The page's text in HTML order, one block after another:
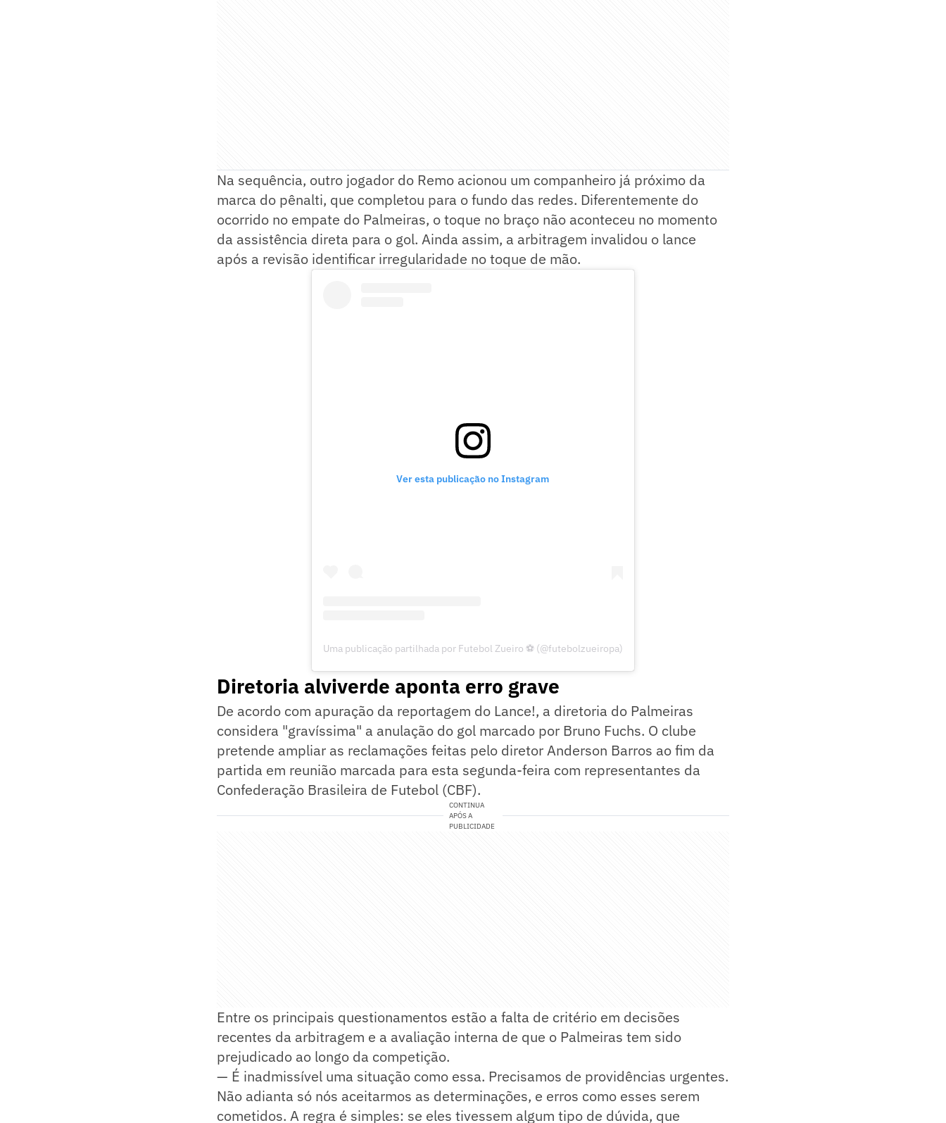
Na sequência, outro jogador do Remo acionou um companheiro já próximo da
marca do pênalti, que completou para o fundo das redes. Diferentemente do
ocorrido no empate do Palmeiras, o toque no braço não aconteceu no momento
da assistência direta para o gol. Ainda assim, a arbitragem invalidou o lance
após a revisão identificar irregularidade no toque de mão.
Ver esta publicação no Instagram
Uma publicação partilhada por Futebol Zueiro ⚽️ (@futebolzueiropa)
Diretoria alviverde aponta erro grave
De acordo com apuração da reportagem do Lance!, a diretoria do Palmeiras
considera "gravíssima" a anulação do gol marcado por Bruno Fuchs. O clube
pretende ampliar as reclamações feitas pelo diretor Anderson Barros ao fim da
partida em reunião marcada para esta segunda-feira com representantes da
Confederação Brasileira de Futebol (CBF).
CONTINUA
APÓS A
PUBLICIDADE
Entre os principais questionamentos estão a falta de critério em decisões
recentes da arbitragem e a avaliação interna de que o Palmeiras tem sido
prejudicado ao longo da competição.
— É inadmissível uma situação como essa. Precisamos de providências urgentes.
Não adianta só nós aceitarmos as determinações, e erros como esses serem
cometidos. A regra é simples: se eles tivessem algum tipo de dúvida, que